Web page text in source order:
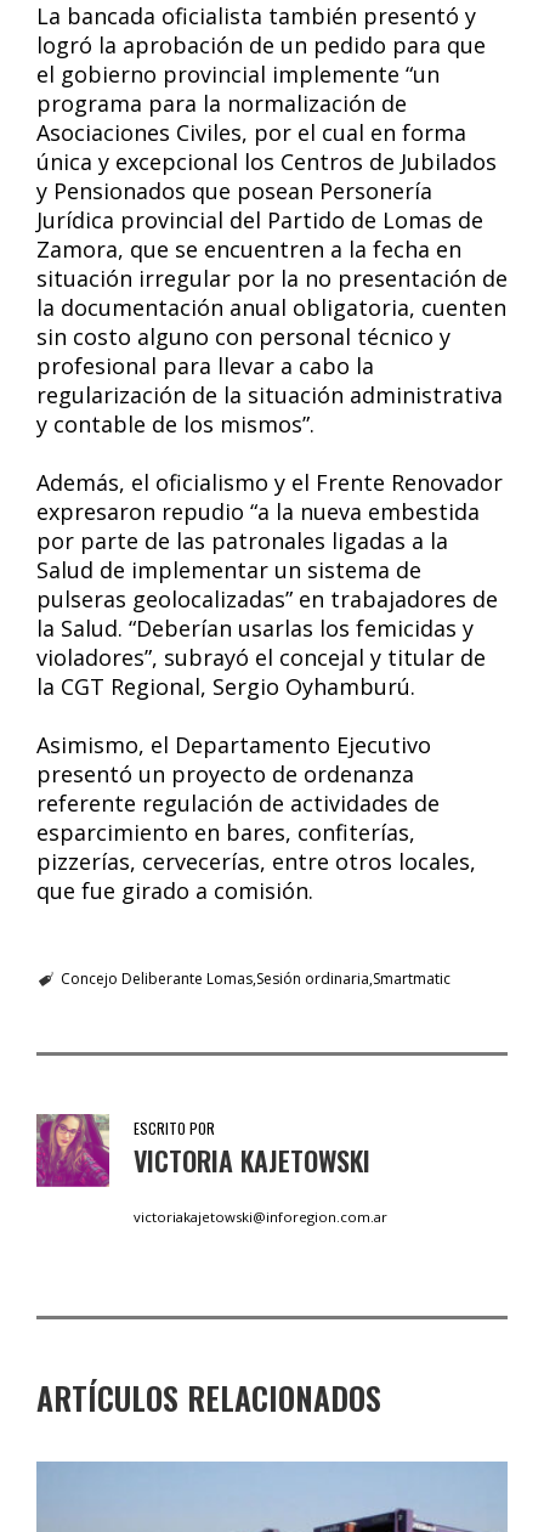
La bancada oficialista también presentó y
logró la aprobación de un pedido para que
el gobierno provincial implemente “un
programa para la normalización de
Asociaciones Civiles, por el cual en forma
única y excepcional los Centros de Jubilados
y Pensionados que posean Personería
Jurídica provincial del Partido de Lomas de
Zamora, que se encuentren a la fecha en
situación irregular por la no presentación de
la documentación anual obligatoria, cuenten
sin costo alguno con personal técnico y
profesional para llevar a cabo la
regularización de la situación administrativa
y contable de los mismos”.
Además, el oficialismo y el Frente Renovador
expresaron repudio “a la nueva embestida
por parte de las patronales ligadas a la
Salud de implementar un sistema de
pulseras geolocalizadas” en trabajadores de
la Salud. “Deberían usarlas los femicidas y
violadores”, subrayó el concejal y titular de
la CGT Regional, Sergio Oyhamburú.
Asimismo, el Departamento Ejecutivo
presentó un proyecto de ordenanza
referente regulación de actividades de
esparcimiento en bares, confiterías,
pizzerías, cervecerías, entre otros locales,
que fue girado a comisión.
Concejo Deliberante LomasSesión ordinaria Smartmatic
ESCRITO POR
VICTORIA KAJETOWSKI
victoriakajetowski@inforegion.com.ar
ARTÍCULOS RELACIONADOS